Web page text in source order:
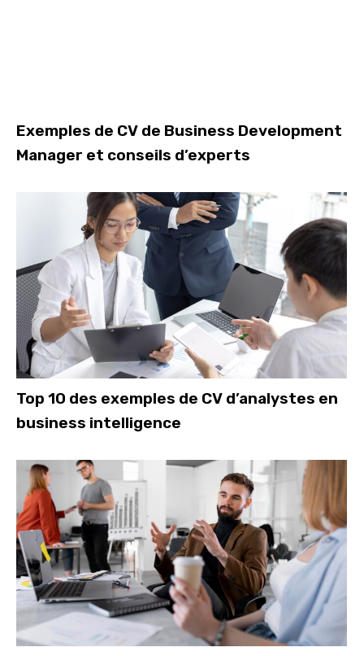
Exemples de CV de Business Development
Manager et conseils d’experts
Top 10 des exemples de CV d’analystes en
business intelligence